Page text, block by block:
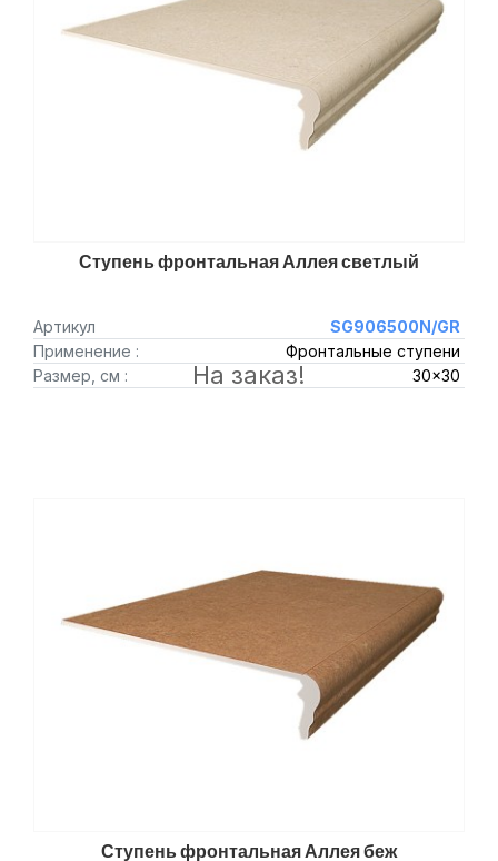
Ступень фронтальная Аллея светлый
Артикул
SG906500N/GR
Применение :
Фронтальные ступени
Размер, см :
30x30
На заказ!
Ступень фронтальная Аллея беж